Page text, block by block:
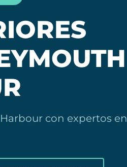
con expertos en